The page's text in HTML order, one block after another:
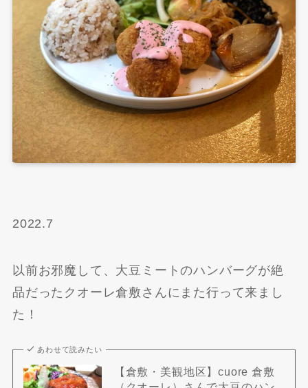
2022.7
以前お邪魔して、大豆ミートのハンバーグが絶
品だったクオーレ倉敷さんにまた行って来まし
た！
あわせて読みたい
【倉敷・美観地区】cuore 倉敷